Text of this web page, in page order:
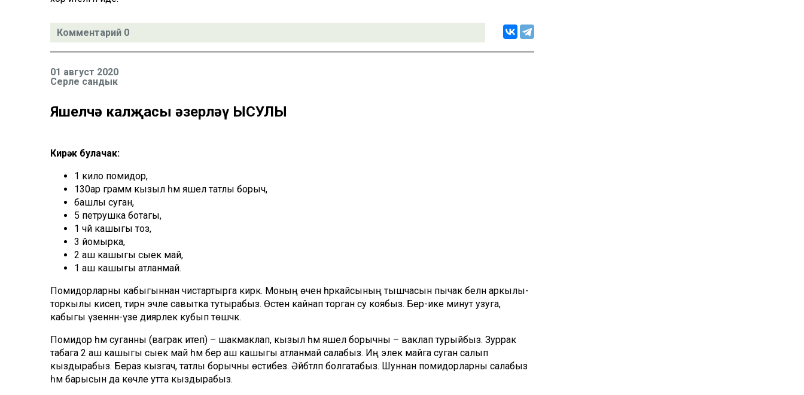
Комментарий 0
01 август 2020
Серле сандык
Яшелчә калҗасы әзерләү ЫСУЛЫ
Кирәк булачак:
1 кило помидор,
130ар грамм кызыл һәм яшел татлы борыч,
башлы суган,
5 петрушка ботагы,
1 чәй кашыгы тоз,
3 йомырка,
2 аш кашыгы сыек май,
1 аш кашыгы атланмай.
Помидорларны кабыгыннан чистартырга кирәк. Моның өчен һәркайсының тышчасын пычак белән аркылы-
торкылы кисеп, тирән эчле савытка тутырабыз. Өстенә кайнап торган су коябыз. Бер-ике минут узуга,
кабыгы үзеннән-үзе диярлек кубып төшәчәк.
Помидор һәм суганны (ваграк итеп) – шакмаклап, кызыл һәм яшел борычны – ваклап турыйбыз. Зуррак
табага 2 аш кашыгы сыек май һәм бер аш кашыгы атланмай салабыз. Иң элек майга суган салып
кыздырабыз. Бераз кызгач, татлы борычны өстибез. Әйбәтләп болгатабыз. Шуннан помидорларны салабыз
һәм барысын да көчле утта кыздырабыз.